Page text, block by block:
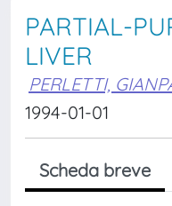
PARTIAL-
LIVER
PERLETTI,
1994-01-01
Scheda breve